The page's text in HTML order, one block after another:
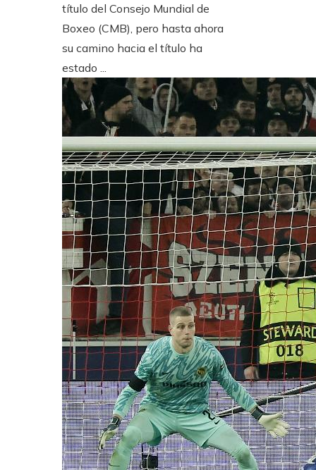
título del Consejo Mundial de
Boxeo (CMB), pero hasta ahora
su camino hacia el título ha
estado ...